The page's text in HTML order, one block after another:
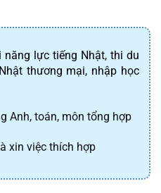
năng lực tiếng Nhật, thi du
thương mại, nhập học
Anh, toán, môn tổng hợp
xin việc thích hợp